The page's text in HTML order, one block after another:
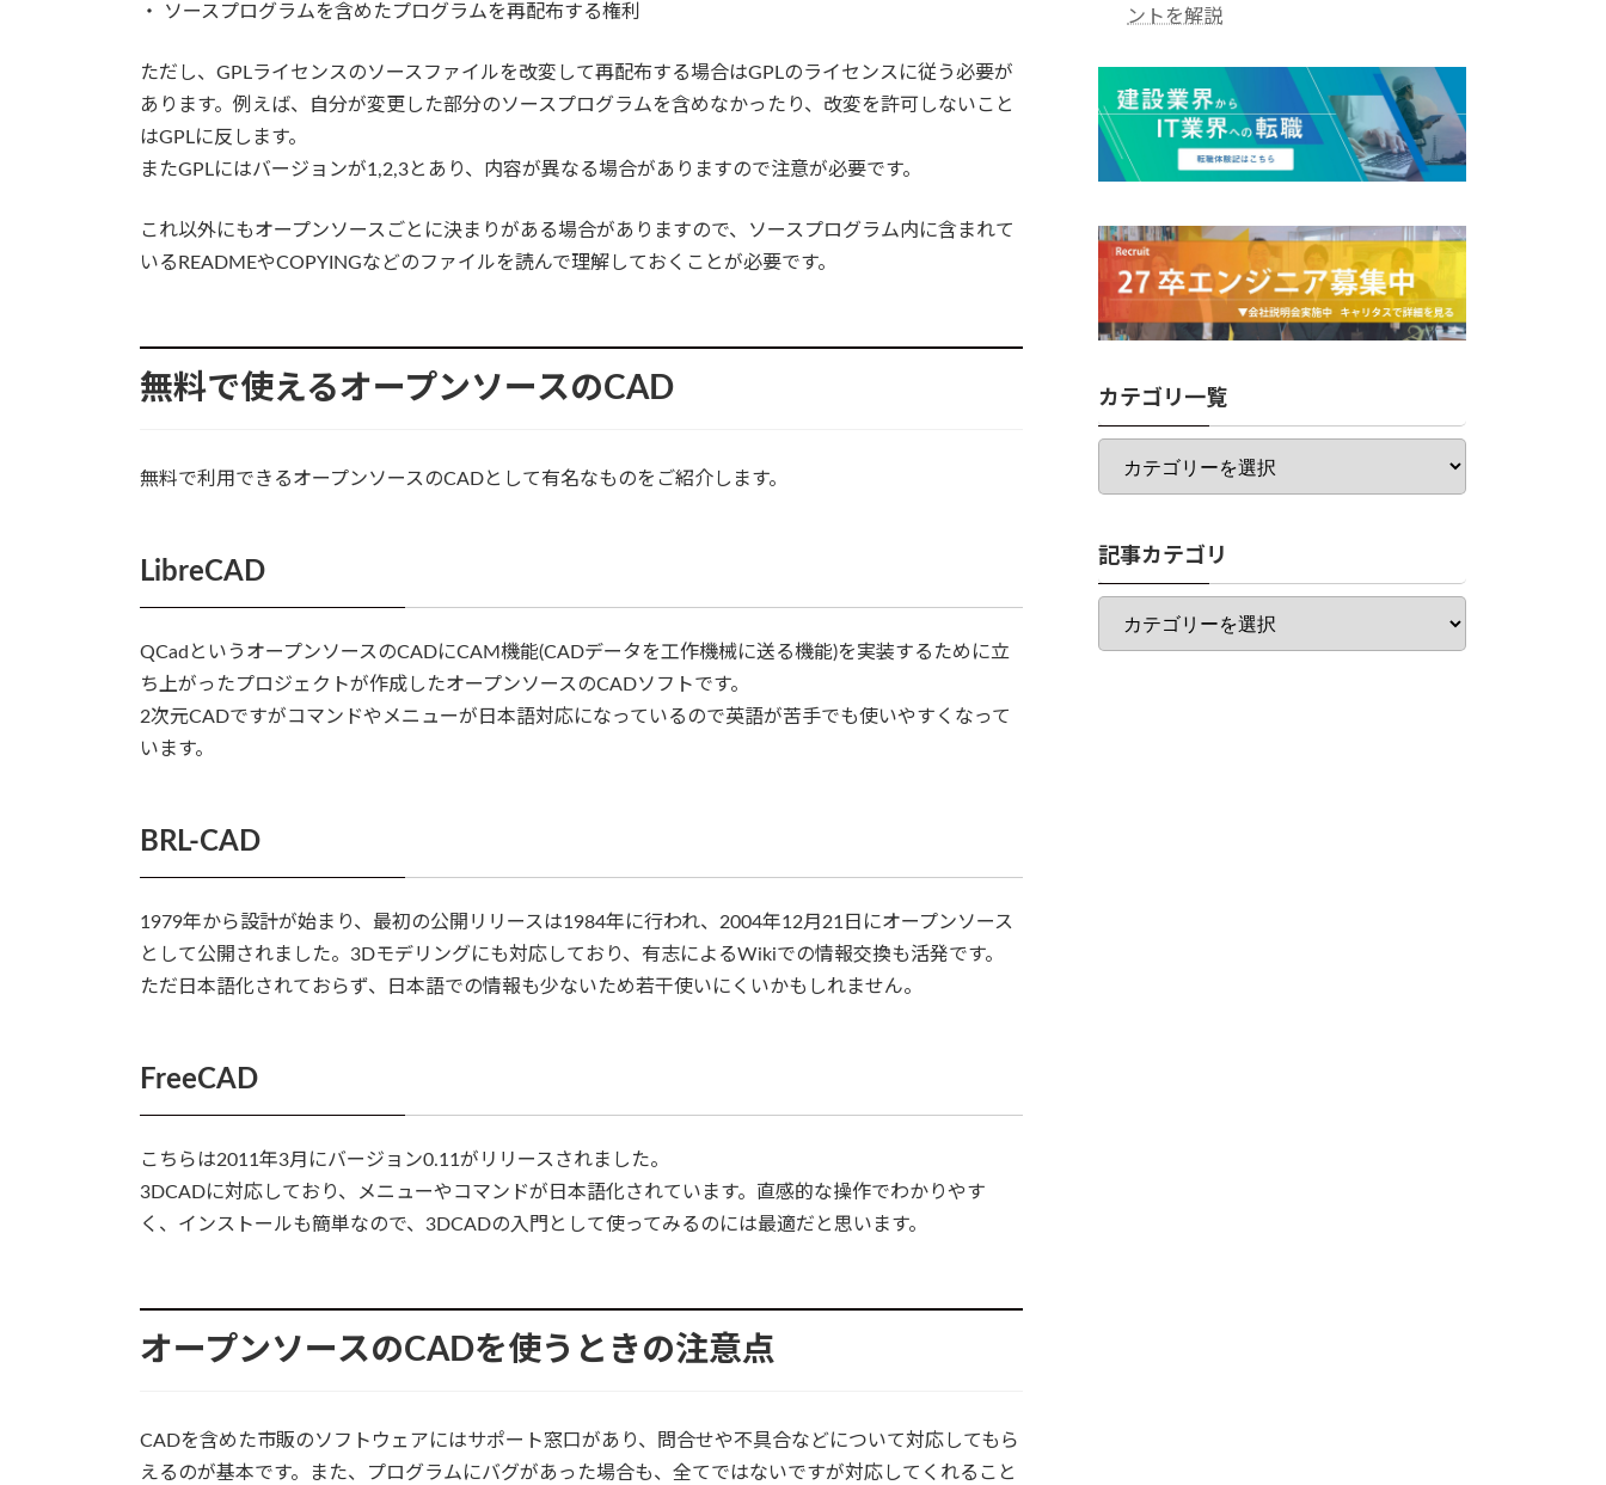
・ ソースプログラムを含めたプログラムを再配布する権利
ただし、GPLライセンスのソースファイルを改変して再配布する場合はGPLのライセンスに従う必要が
あります。例えば、自分が変更した部分のソースプログラムを含めなかったり、改変を許可しないこと
はGPLに反します。
またGPLにはバージョンが1,2,3とあり、内容が異なる場合がありますので注意が必要です。
これ以外にもオープンソースごとに決まりがある場合がありますので、ソースプログラム内に含まれて
いるREADMEやCOPYINGなどのファイルを読んで理解しておくことが必要です。
無料で使えるオープンソースのCAD
無料で利用できるオープンソースのCADとして有名なものをご紹介します。
LibreCAD
QCadというオープンソースのCADにCAM機能(CADデータを工作機械に送る機能)を実装するために立
ち上がったプロジェクトが作成したオープンソースのCADソフトです。
2次元CADですがコマンドやメニューが日本語対応になっているので英語が苦手でも使いやすくなって
います。
BRL‑CAD
1979年から設計が始まり、最初の公開リリースは1984年に行われ、2004年12月21日にオープンソース
として公開されました。3Dモデリングにも対応しており、有志によるWikiでの情報交換も活発です。
ただ日本語化されておらず、日本語での情報も少ないため若干使いにくいかもしれません。
FreeCAD
こちらは2011年3月にバージョン0.11がリリースされました。
3DCADに対応しており、メニューやコマンドが日本語化されています。直感的な操作でわかりやす
く、インストールも簡単なので、3DCADの入門として使ってみるのには最適だと思います。
オープンソースのCADを使うときの注意点
CADを含めた市販のソフトウェアにはサポート窓口があり、問合せや不具合などについて対応してもら
えるのが基本です。また、プログラムにバグがあった場合も、全てではないですが対応してくれること
ントを解説
カテゴリ一覧
カ
ゴ
一
覧
記事カテゴリ
記
カ